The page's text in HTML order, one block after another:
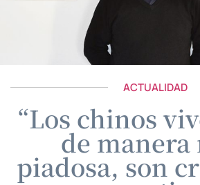
ACTUALIDAD
“Los chinos
de manera
piadosa, son